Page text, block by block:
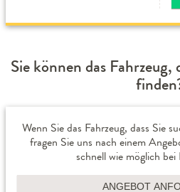
Sie können das
Wenn Sie das Fahrzeug, dass Sie
fragen Sie uns nach einem
schnell wie möglich
ANGEBOT